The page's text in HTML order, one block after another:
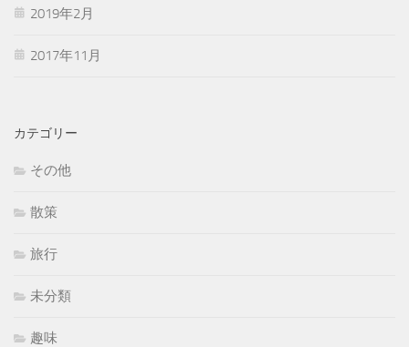
2019年2月
2017年11月
カテゴリー
その他
散策
旅行
未分類
趣味